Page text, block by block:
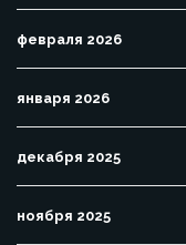
февраля 2026
января 2026
декабря 2025
ноября 2025